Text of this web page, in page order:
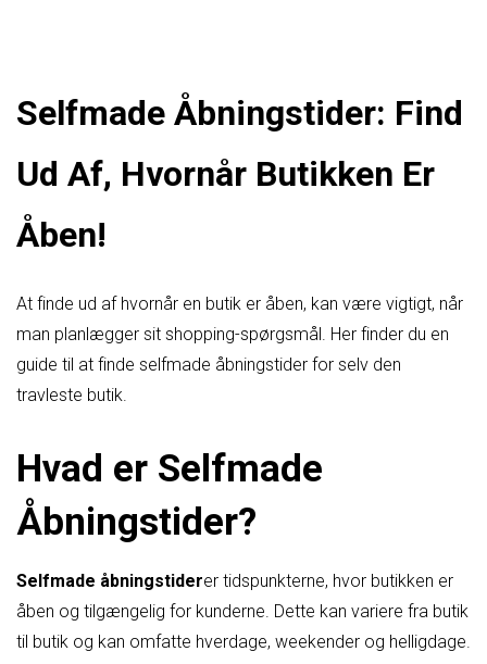
Selfmade Åbningstider: Find
Ud Af, Hvornår Butikken Er
Åben!
At finde ud af hvornår en butik er åben, kan være vigtigt, når
man planlægger sit shopping-spørgsmål. Her finder du en
guide til at finde selfmade åbningstider for selv den
travleste butik.
Hvad er Selfmade
Åbningstider?
Selfmade åbningstiderer tidspunkterne, hvor butikken er
åben og tilgængelig for kunderne. Dette kan variere fra butik
til butik og kan omfatte hverdage, weekender og helligdage.